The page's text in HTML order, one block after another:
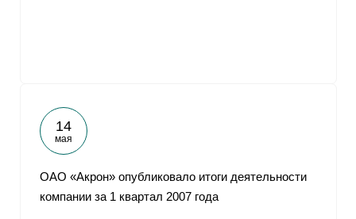
14
мая
ОАО «Акрон» опубликовало итоги деятельности
компании за 1 квартал 2007 года